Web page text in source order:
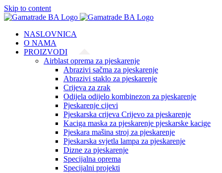
Skip to content
NASLOVNICA
O NAMA
PROIZVODI
Airblast oprema za pjeskarenje
Abrazivi sačma za pjeskarenje
Abrazivi staklo za pjeskarenje
Crijeva za zrak
Odijela odijelo kombinezon za pjeskarenje
Pjeskarenje cijevi
Pjeskarska crijeva Crijevo za pjeskarenje
Kaciga maska za pjeskarenje pjeskarske kacige
Pjeskara mašina stroj za pjeskarenje
Pjeskarska svjetla lampa za pjeskarenje
Dizne za pjeskarenje
Specijalna oprema
Specijalni projekti